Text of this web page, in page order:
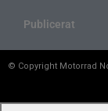
Publicerat
© Copyright Motorrad